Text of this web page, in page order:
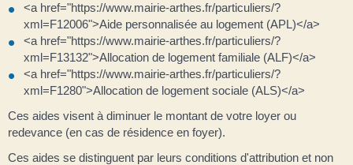
<a href="https://www.mairie-arthes.fr/particuliers/?
xml=F12006">Aide personnalisée au logement (APL)</a>
<a href="https://www.mairie-arthes.fr/particuliers/?
xml=F13132">Allocation de logement familiale (ALF)</a>
<a href="https://www.mairie-arthes.fr/particuliers/?
xml=F1280">Allocation de logement sociale (ALS)</a>
Ces aides visent à diminuer le montant de votre loyer ou
redevance (en cas de résidence en foyer).
Ces aides se distinguent par leurs conditions d'attribution et non